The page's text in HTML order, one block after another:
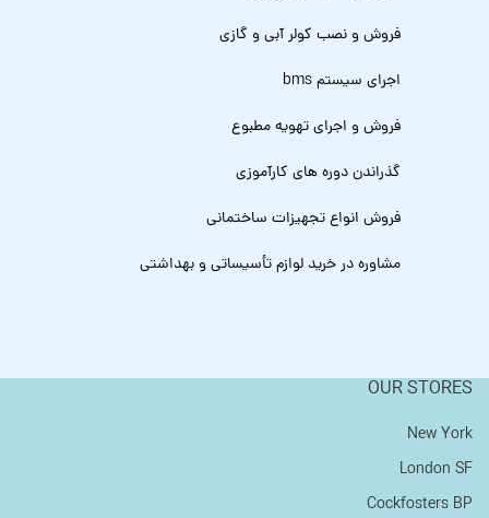
فروش و نصب کولر آبی و گازی
اجرای سیستم bms
فروش و اجرای تهویه مطبوع
گذراندن دوره های کارآموزی
فروش انواع تجهیزات ساختمانی
مشاوره در خرید لوازم تأسیساتی و بهداشتی
OUR STORES
New York
London SF
Cockfosters BP